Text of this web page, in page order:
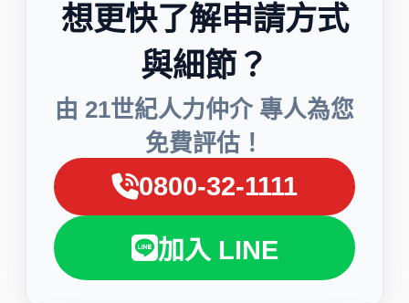
想更快了解申請方式
與細節？
由 21世紀人力仲介 專人為您
免費評估！
0800-32-1111
加入 LINE